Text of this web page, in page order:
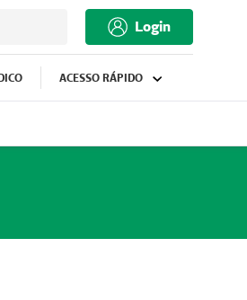
Login
ACESSO RÁPIDO